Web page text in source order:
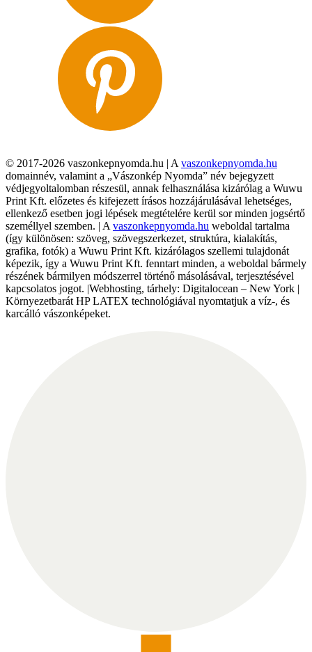
© 2017-2026 vaszonkepnyomda.hu | A vaszonkepnyomda.hu
domainnév, valamint a „Vászonkép Nyomda” név bejegyzett
védjegyoltalomban részesül, annak felhasználása kizárólag a Wuwu
Print Kft. előzetes és kifejezett írásos hozzájárulásával lehetséges,
ellenkező esetben jogi lépések megtételére kerül sor minden jogsértő
személlyel szemben. | A vaszonkepnyomda.hu weboldal tartalma
(így különösen: szöveg, szövegszerkezet, struktúra, kialakítás,
grafika, fotók) a Wuwu Print Kft. kizárólagos szellemi tulajdonát
képezik, így a Wuwu Print Kft. fenntart minden, a weboldal bármely
részének bármilyen módszerrel történő másolásával, terjesztésével
kapcsolatos jogot. |Webhosting, tárhely: Digitalocean – New York |
Környezetbarát HP LATEX technológiával nyomtatjuk a víz-, és
karcálló vászonképeket.